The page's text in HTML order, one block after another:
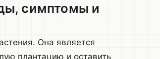
симптомы и
Она является
плантацию и оставить